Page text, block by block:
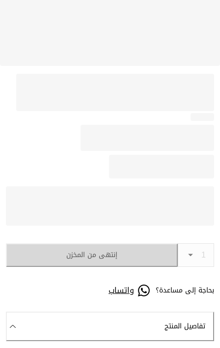
إنتهى من المخزن
بحاجة إلى مساعدة؟ واتساب
تفاصيل المنتج